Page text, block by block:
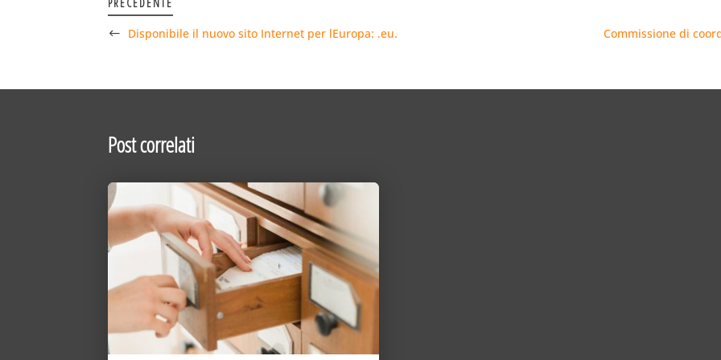
Disponibile il nuovo sito Internet per lEuropa: .eu.
Commissione di
Post correlati